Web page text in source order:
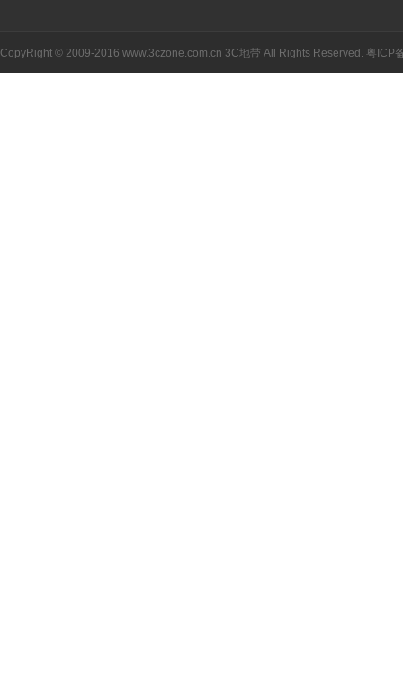
CopyRight © 2009-2016 www.3czone.com.cn 3C地带 All Rights Reserved. 粤ICP